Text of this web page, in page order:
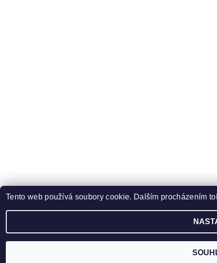
Tento web používá soubory cookie. Dalším procházením